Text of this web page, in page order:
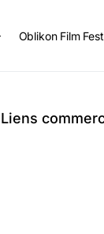
Oblikon Film
Liens